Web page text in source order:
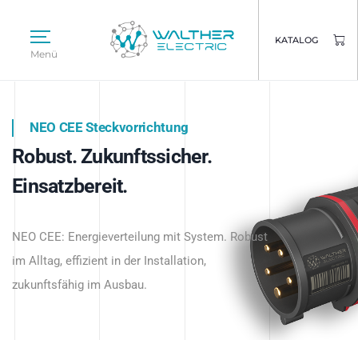
Menü
KATALOG
Intelligente Stromverteilung
beginnt hier.
NEO CEE Steckvorrichtung
Robust. Zukunftssicher.
Einsatzbereit.
NEO CEE: Energieverteilung mit System. Robust
im Alltag, effizient in der Installation,
zukunftsfähig im Ausbau.
Intelligenz trifft Energie.
Anwendungen – robust, IP-geschützt und
zukunftsfähig.